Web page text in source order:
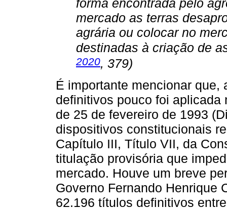
forma encontrada pelo
mercado as terras
agrária ou colocar no
destinadas à criação de
2020, 379)
É importante mencionar
definitivos pouco foi aplicada
de 25 de fevereiro de 1993
dispositivos constitucionais
Capítulo III, Título VII, da
titulação provisória que
mercado. Houve um breve
Governo Fernando Henrique
62.196 títulos definitivos